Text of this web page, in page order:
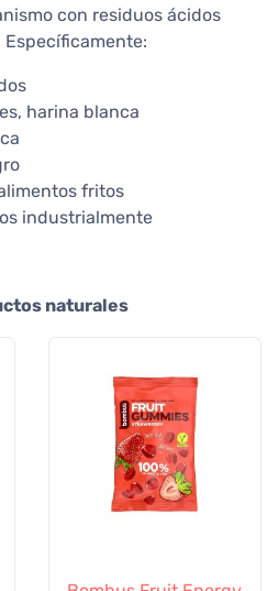
con residuos ácidos
harina blanca
fritos
industrialmente
naturales